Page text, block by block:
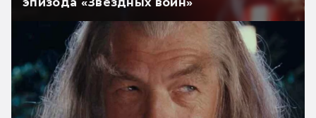
эпизода «Звёздных войн»